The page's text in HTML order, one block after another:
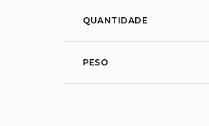
QUANTIDADE
PESO